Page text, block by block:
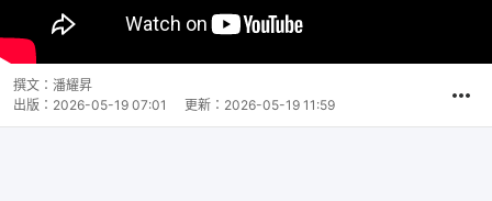
撰文： 潘耀昇
出版： 2026-05-19 07:01 更新： 2026-05-19 11:59